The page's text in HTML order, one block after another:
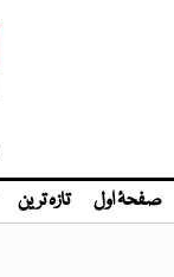
صفحۂ اول تازہ ترین